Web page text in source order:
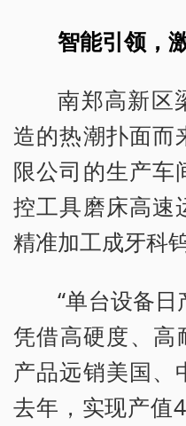
智能引领，
南郑高新区
造的热潮扑面而
限公司的生产车
控工具磨床高速
精准加工成牙科
“单台设备日
凭借高硬度、高
产品远销美国、
去年，实现产值